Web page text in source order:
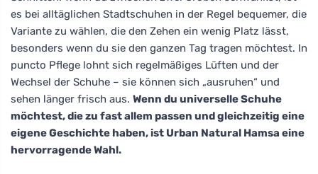
es bei alltäglichen Stadtschuhen in der Regel bequemer, die
Variante zu wählen, die den Zehen ein wenig Platz lässt,
besonders wenn du sie den ganzen Tag tragen möchtest. In
puncto Pflege lohnt sich regelmäßiges Lüften und der
Wechsel der Schuhe – sie können sich „ausruhen“ und
sehen länger frisch aus. Wenn du universelle Schuhe
möchtest, die zu fast allem passen und gleichzeitig eine
eigene Geschichte haben, ist Urban Natural Hamsa eine
hervorragende Wahl.